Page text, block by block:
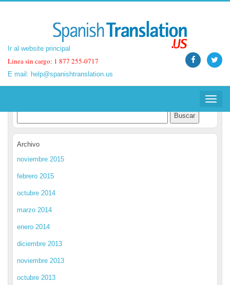
Ir al website principal
Linea sin cargo: 1 877 255-0717
E mail: help@spanishtranslation.us
Toggle
Ir al website principal
Linea sin cargo: 1 877 255-0717
E mail: help@spanishtranslation.us
Toggle
Spanish Translation Blog
Archivo
noviembre 2015
febrero 2015
octubre 2014
marzo 2014
enero 2014
diciembre 2013
noviembre 2013
octubre 2013